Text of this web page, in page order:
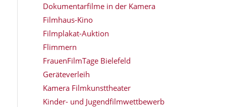
Dokumentarfilme in der Kamera
Filmhaus-Kino
Filmplakat-Auktion
Flimmern
FrauenFilmTage Bielefeld
Geräteverleih
Kamera Filmkunsttheater
Kinder- und Jugendfilmwettbewerb